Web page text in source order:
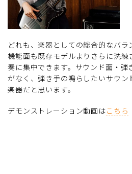
どれも、楽器としての総合的なバラ
機能面も既存モデルよりさらに洗練
奏に集中できます。サウンド面・
がなく、弾き手の鳴らしたいサウン
楽器だと思います。
デモンストレーション動画はこちら